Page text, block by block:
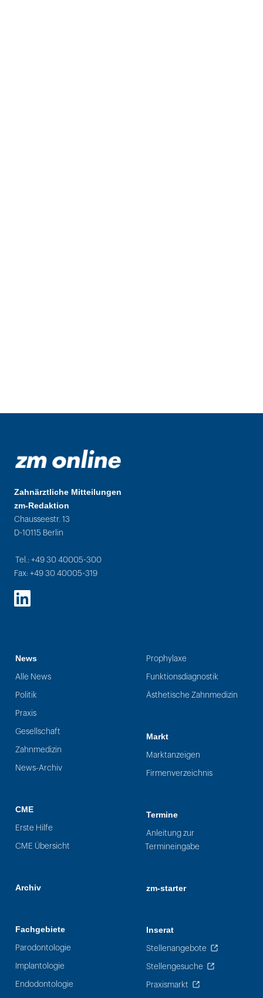
Zahnärztliche Mitteilungen
zm-Redaktion
Chausseestr. 13
D-10115 Berlin
Tel.: +49 30 40005-300
Fax: +49 30 40005-319
LinkedIn
News
Alle News
Politik
Praxis
Gesellschaft
Zahnmedizin
News-Archiv
CME
Erste Hilfe
CME Übersicht
Archiv
Fachgebiete
Parodontologie
Implantologie
Endodontologie
Prophylaxe
Funktionsdiagnostik
Ästhetische Zahnmedizin
Markt
Marktanzeigen
Firmenverzeichnis
Termine
Anleitung zur
Termineingabe
zm-starter
Inserat
Stellenangebote
Stellengesuche
Praxismarkt